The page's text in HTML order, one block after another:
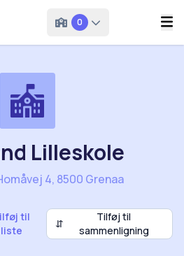
0
til
liste
⇵
Tilføj til
sammenligning
Lilleskole
4, 8500 Grenaa